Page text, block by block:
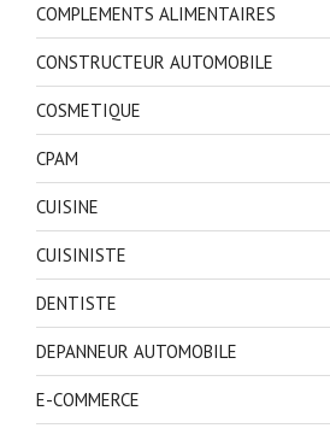
COMPLEMENTS ALIMENTAIRES
CONSTRUCTEUR AUTOMOBILE
COSMETIQUE
CPAM
CUISINE
CUISINISTE
DENTISTE
DEPANNEUR AUTOMOBILE
E-COMMERCE